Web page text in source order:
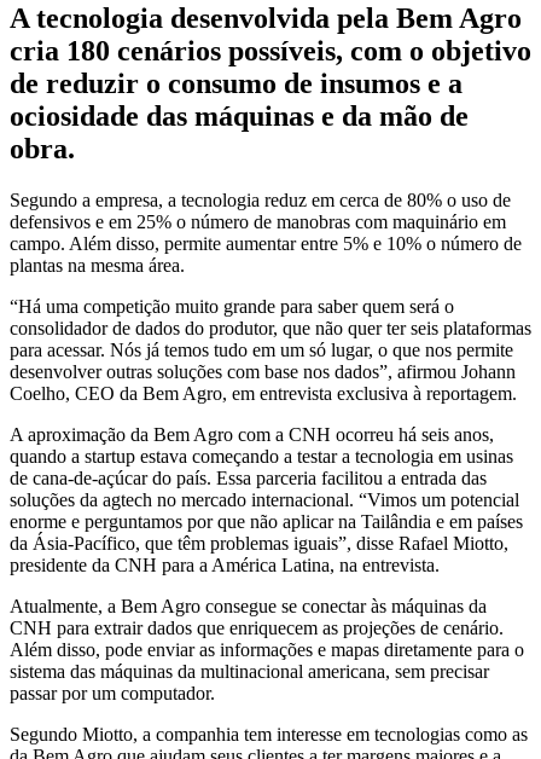
A tecnologia desenvolvida pela Bem Agro
cria 180 cenários possíveis, com o objetivo
de reduzir o consumo de insumos e a
ociosidade das máquinas e da mão de
obra.
Segundo a empresa, a tecnologia reduz em cerca de 80% o uso de
defensivos e em 25% o número de manobras com maquinário em
campo. Além disso, permite aumentar entre 5% e 10% o número de
plantas na mesma área.
“Há uma competição muito grande para saber quem será o
consolidador de dados do produtor, que não quer ter seis plataformas
para acessar. Nós já temos tudo em um só lugar, o que nos permite
desenvolver outras soluções com base nos dados”, afirmou Johann
Coelho, CEO da Bem Agro, em entrevista exclusiva à reportagem.
A aproximação da Bem Agro com a CNH ocorreu há seis anos,
quando a startup estava começando a testar a tecnologia em usinas
de cana-de-açúcar do país. Essa parceria facilitou a entrada das
soluções da agtech no mercado internacional. “Vimos um potencial
enorme e perguntamos por que não aplicar na Tailândia e em países
da Ásia-Pacífico, que têm problemas iguais”, disse Rafael Miotto,
presidente da CNH para a América Latina, na entrevista.
Atualmente, a Bem Agro consegue se conectar às máquinas da
CNH para extrair dados que enriquecem as projeções de cenário.
Além disso, pode enviar as informações e mapas diretamente para o
sistema das máquinas da multinacional americana, sem precisar
passar por um computador.
Segundo Miotto, a companhia tem interesse em tecnologias como as